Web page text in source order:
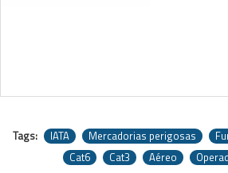
Tags: IATA Mercadorias perigosas
Cat6
Cat3 Aéreo